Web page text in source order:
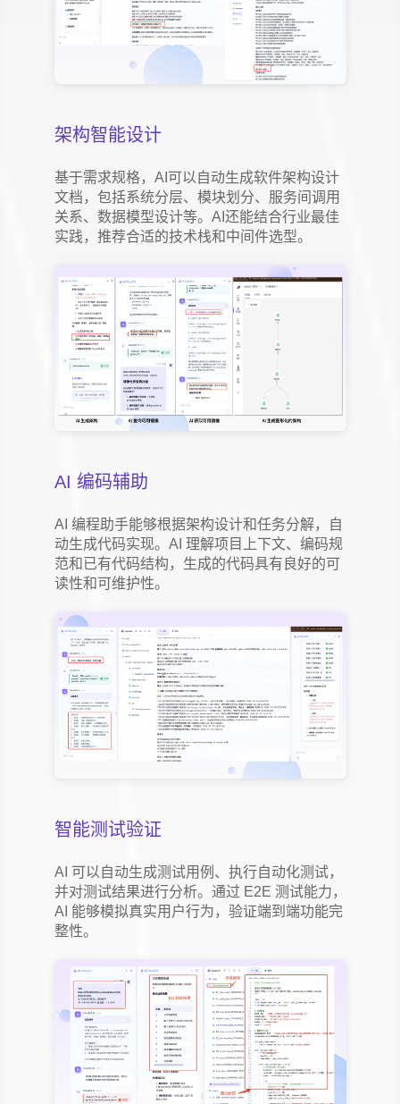
架构智能设计
基于需求规格，AI可以自动生成软件架构设计
文档，包括系统分层、模块划分、服务间调用
关系、数据模型设计等。AI还能结合行业最佳
实践，推荐合适的技术栈和中间件选型。
AI 编码辅助
AI 编程助手能够根据架构设计和任务分解，自
动生成代码实现。AI 理解项目上下文、编码规
范和已有代码结构，生成的代码具有良好的可
读性和可维护性。
智能测试验证
AI 可以自动生成测试用例、执行自动化测试，
并对测试结果进行分析。通过 E2E 测试能力，
AI 能够模拟真实用户行为，验证端到端功能完
整性。